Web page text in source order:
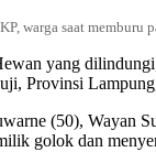
warga saat memburu
yang
Provinsi
(50), Wayan
golok dan